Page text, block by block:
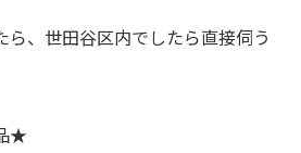
ら、世田谷区内でしたら直接伺う
★